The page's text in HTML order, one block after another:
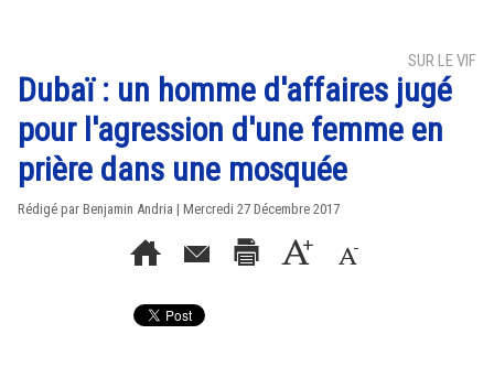
SUR LE VIF
Dubaï : un homme d'affaires jugé
pour l'agression d'une femme en
prière dans une mosquée
Rédigé par Benjamin Andria | Mercredi 27 Décembre 2017